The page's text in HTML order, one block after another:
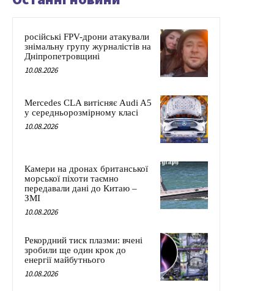
російські FPV-дрони атакували
знімальну групу журналістів на
Дніпропетровщині
10.08.2026
Mercedes CLA витісняє Audi A5
у середньорозмірному класі
10.08.2026
Камери на дронах британської
морської піхоти таємно
передавали дані до Китаю –
ЗМІ
10.08.2026
Рекордний тиск плазми: вчені
зробили ще один крок до
енергії майбутнього
10.08.2026